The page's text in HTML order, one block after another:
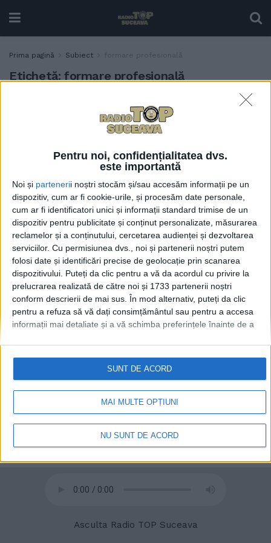
Pentru noi, confidențialitatea dvs.
este importantă
Noi și partenerii noștri stocăm și/sau accesăm informații pe un
dispozitiv, cum ar fi cookie-urile, și procesăm date personale,
cum ar fi identificatori unici și informații standard trimise de un
dispozitiv pentru publicitate și conținut personalizate, măsurarea
reclamelor și a conținutului, cercetarea audienței și dezvoltarea
serviciilor. Cu permisiunea dvs., noi și partenerii noștri putem
folosi date și identificări precise de geolocație prin scanarea
dispozitivului. Puteți da clic pentru a vă da acordul cu privire la
prelucrarea realizată de către noi și 1733 partenerii noștri
conform descrierii de mai sus. În mod alternativ, puteți da clic
pentru a refuza să vă dați consimțământul sau pentru a accesa
informații mai detaliate și a vă schimba preferințele înainte de a
retrageți consimțământul în orice moment, revenind la acest site
și făcând clic pe butonul "Confidențialitate" din partea de jos a
paginii web.
MAI MULTE OPȚIUNI
NU SUNT DE ACORD
SUNT DE ACORD
Prima pagină Subiect formare profesională
Etichetă: formare profesională
Profesori din județul
Suceava, o săptămînă în
Ierusalim, la cursuri de
Este o formare extraordinar
de importantă și de
oportună, în egală măsură,
pentru cei care predau
istorie
12 IUNIE, 2024
Radio TOP Suceava 104 FM
Asculta Radio TOP Suceava